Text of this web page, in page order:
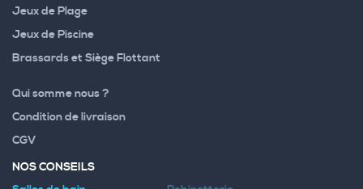
Jeux de Plage
Jeux de Piscine
Brassards et Siège Flottant
Qui somme nous ?
Condition de livraison
CGV
NOS CONSEILS